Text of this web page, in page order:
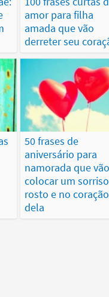
amor para filha
amada que vão
derreter seu
50 frases de
aniversário para
namorada que vão
colocar um
rosto e no coração
dela